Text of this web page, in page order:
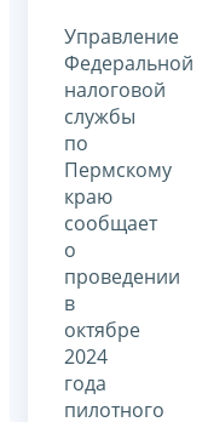
Управление
Федеральной
налоговой
службы
по
Пермскому
краю
сообщает
о
проведении
в
октябре
2024
года
пилотного